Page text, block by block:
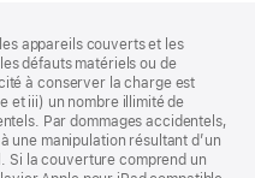
appareils couverts et les
défauts matériels ou de
à conserver la charge est
et iii) un nombre illimité de
Par dommages accidentels,
une manipulation résultant d’un
Si la couverture comprend un